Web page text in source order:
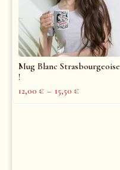
Mug Blanc Strasbourgeoise
!
12,00 € – 15,50 €